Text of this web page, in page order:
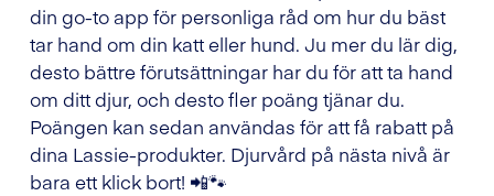
din go-to app för personliga råd om hur du bäst
tar hand om din katt eller hund. Ju mer du lär dig,
desto bättre förutsättningar har du för att ta hand
om ditt djur, och desto fler poäng tjänar du.
Poängen kan sedan användas för att få rabatt på
dina Lassie-produkter. Djurvård på nästa nivå är
bara ett klick bort! 📲🐾